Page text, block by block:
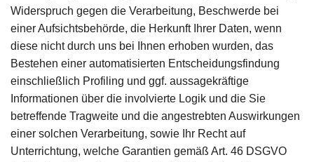
Widerspruch gegen die Verarbeitung, Beschwerde bei
einer Aufsichtsbehörde, die Herkunft Ihrer Daten, wenn
diese nicht durch uns bei Ihnen erhoben wurden, das
Bestehen einer automatisierten Entscheidungsfindung
einschließlich Profiling und ggf. aussagekräftige
Informationen über die involvierte Logik und die Sie
betreffende Tragweite und die angestrebten Auswirkungen
einer solchen Verarbeitung, sowie Ihr Recht auf
Unterrichtung, welche Garantien gemäß Art. 46 DSGVO